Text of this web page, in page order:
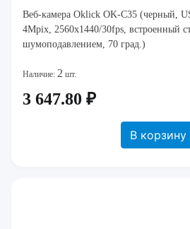
Веб-камера Oklick OK-C35 (черный,
4Mpix, 2560x1440/30fps, встроенный
шумоподавлением, 70 град.)
Наличие: 2 шт.
3 647.80 ₽
В корзину